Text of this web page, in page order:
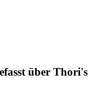
über Thori's